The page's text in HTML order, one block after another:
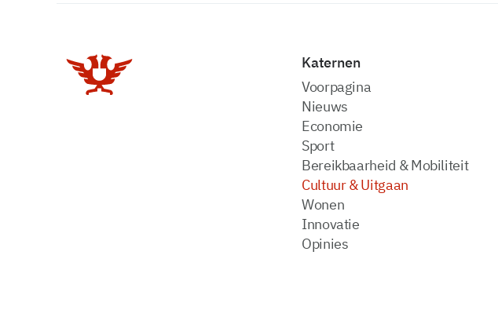
Katernen
Voorpagina
Nieuws
Economie
Sport
Bereikbaarheid & Mobiliteit
Cultuur & Uitgaan
Wonen
Innovatie
Opinies